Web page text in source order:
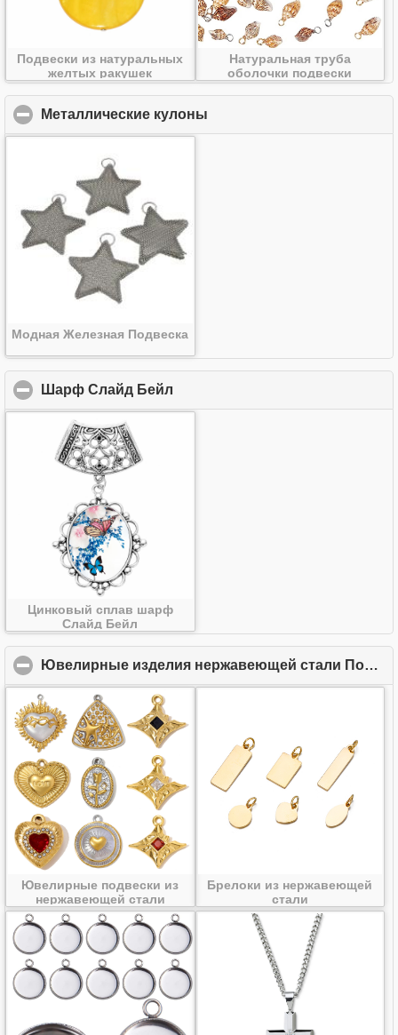
Подвески из натуральных
желтых ракушек
Натуральная труба
оболочки подвески
Металлические кулоны
Модная Железная Подвеска
Шарф Слайд Бейл
Цинковый сплав шарф
Слайд Бейл
Ювелирные изделия нержавеющей стали Подвеска
Ювелирные подвески из
нержавеющей стали
Брелоки из нержавеющей
стали